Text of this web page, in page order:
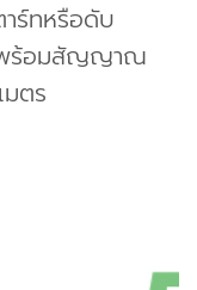
ร์ทหรือดับ
ร้อมสัญญาณ
มตร